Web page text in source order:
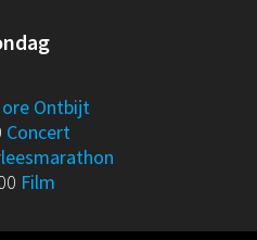
Ontbijt
Concert
Film